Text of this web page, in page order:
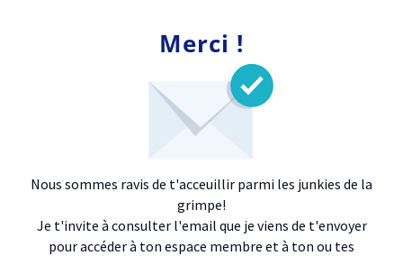
Merci !
Nous sommes ravis de t'acceuillir parmi les junkies de la
grimpe!
Je t'invite à consulter l'email que je viens de t'envoyer
pour accéder à ton espace membre et à ton ou tes